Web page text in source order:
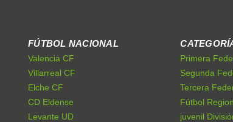
FÚTBOL NACIONAL
Valencia CF
Villarreal CF
Elche CF
CD Eldense
Levante UD
Primera
Segunda
Tercera
Fútbol
juvenil